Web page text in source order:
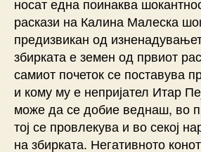
носат една поинаква
раскази на Калина Малеска
предизвикан од
збирката е земен од првиот
самиот почеток се поставува
и кому му е непријател Итар
може да се добие веднаш, во
тој се провлекува и во секој
на збирката. Негативното